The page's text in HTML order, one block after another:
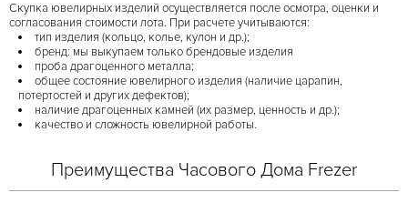
Скупка ювелирных изделий осуществляется после осмотра, оценки и
согласования стоимости лота. При расчете учитываются:
тип изделия (кольцо, колье, кулон и др.);
бренд: мы выкупаем только брендовые изделия
проба драгоценного металла;
общее состояние ювелирного изделия (наличие царапин,
потертостей и других дефектов);
наличие драгоценных камней (их размер, ценность и др.);
качество и сложность ювелирной работы.
Преимущества Часового Дома Frezer